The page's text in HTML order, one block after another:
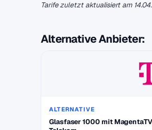
Tarife zuletzt aktualisiert am
Alternative Anbieter:
ALTERNATIVE
Glasfaser 1000 mit